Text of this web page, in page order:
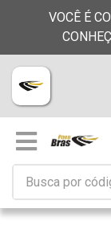
VOCÊ É